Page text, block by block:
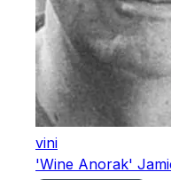
vini
'Wine Anorak'